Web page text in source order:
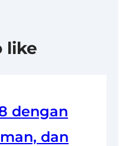
like
dengan
dan